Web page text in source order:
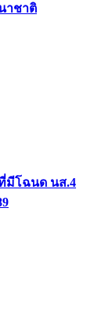
าชาติ
มีโฉนด นส.4